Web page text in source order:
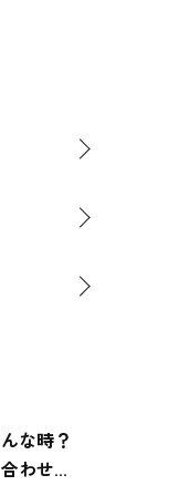
な時？
わせ...